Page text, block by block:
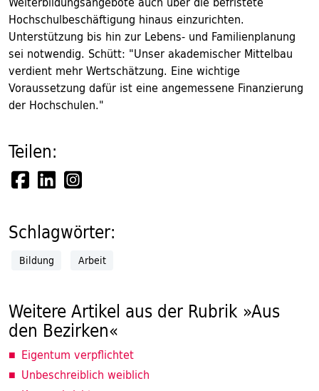
Hochschulbeschäftigung hinaus einzurichten.
Unterstützung bis hin zur Lebens- und Familienplanung
sei notwendig. Schütt: "Unser akademischer Mittelbau
verdient mehr Wertschätzung. Eine wichtige
Voraussetzung dafür ist eine angemessene Finanzierung
der Hochschulen."
Teilen:
Schlagwörter:
Bildung Arbeit
Weitere Artikel aus der Rubrik »Aus
den Bezirken«
Eigentum verpflichtet
Unbeschreiblich weiblich